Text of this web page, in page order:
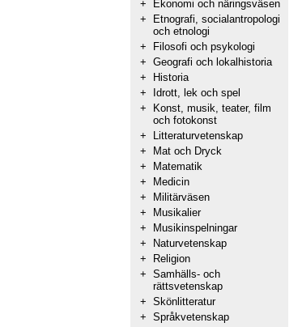
+
Ekonomi och näringsväsen
+
Etnografi, socialantropologi
och etnologi
+
Filosofi och psykologi
+ Geografi och lokalhistoria
+
Historia
+
Idrott, lek och spel
+
Konst, musik, teater, film
och fotokonst
+
Litteraturvetenskap
+
Mat och Dryck
+
Matematik
+
Medicin
+
Militärväsen
+
Musikalier
+
Musikinspelningar
+
Naturvetenskap
+
Religion
+ Samhälls- och
rättsvetenskap
+ Skönlitteratur
+ Språkvetenskap